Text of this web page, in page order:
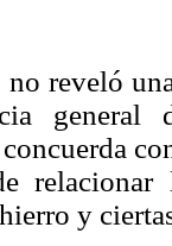
no reveló
general
relacionar
y